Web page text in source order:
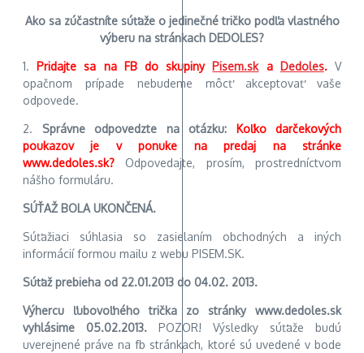
Ako sa zúčastníte súťaže o jedinečné tričko podľa vlastného
výberu na stránkach DEDOLES?
1. Pridajte sa na FB do skupiny Pisem.ska Dedoles.V
opačnom prípade nebudeme môcť akceptovať vaše
odpovede.
2. Správne odpovedzte na otázku: Koľko darčekových
poukazov je v ponuke na predaj na stránke
www.dedoles.sk? Odpovedajte, prosím, prostredníctvom
nášho formuláru.
SÚŤAŽ BOLA UKONČENÁ.
Súťažiaci súhlasia so zasielaním obchodných a iných
informácií formou mailu z webu PISEM.SK.
Súťaž prebieha od 22.01.2013 do 04.02. 2013.
Výhercu ľubovoľného trička zo stránky www.dedoles.sk
vyhlásime 05.02.2013. POZOR! Výsledky súťaže budú
uverejnené práve na fb stránkach, ktoré sú uvedené v bode